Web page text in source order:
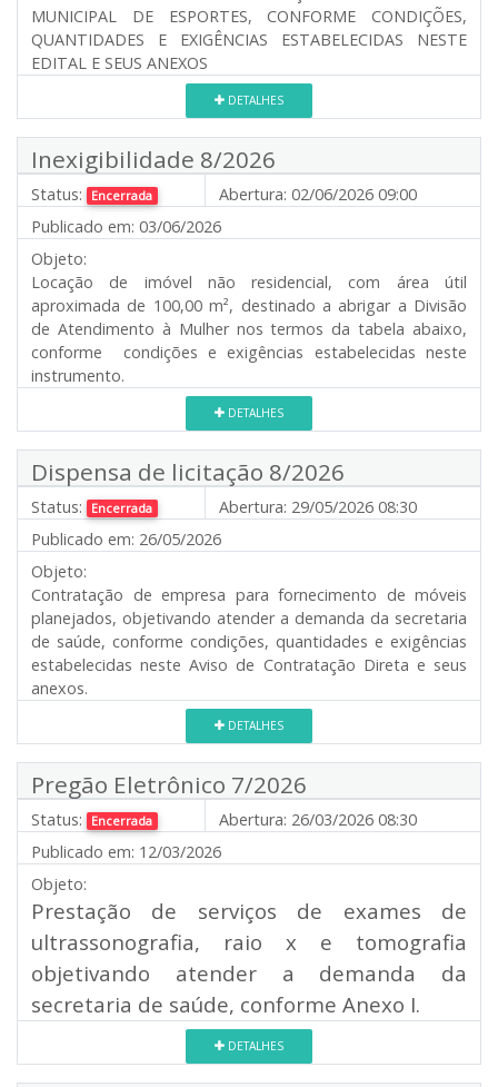
MUNICIPAL DE ESPORTES, CONFORME CONDIÇÕES,
QUANTIDADES E EXIGÊNCIAS ESTABELECIDAS NESTE
EDITAL E SEUS ANEXOS
DETALHES
Inexigibilidade 8/2026
Status: Encerrada Abertura: 02/06/2026 09:00
Publicado em: 03/06/2026
Objeto:
Locação de imóvel não residencial, com área útil
aproximada de 100,00 m², destinado a abrigar a Divisão
de Atendimento à Mulher nos termos da tabela abaixo,
conforme condições e exigências estabelecidas neste
instrumento.
DETALHES
Dispensa de licitação 8/2026
Status: Encerrada Abertura: 29/05/2026 08:30
Publicado em: 26/05/2026
Objeto:
Contratação de empresa para fornecimento de móveis
planejados, objetivando atender a demanda da secretaria
de saúde, conforme condições, quantidades e exigências
estabelecidas neste Aviso de Contratação Direta e seus
anexos.
DETALHES
Pregão Eletrônico 7/2026
Status: Encerrada Abertura: 26/03/2026 08:30
Publicado em: 12/03/2026
Objeto:
Prestação de serviços de exames de
ultrassonografia, raio x e tomografia
objetivando atender a demanda da
secretaria de saúde, conforme Anexo I.
DETALHES